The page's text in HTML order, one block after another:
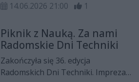
niektóre z atrakcji jakie czekały na
14.06.2026 21:00 1
Piknik z Nauką. Za nami
Radomskie Dni Techniki
Zakończyła się 36. edycja
Radomskich Dni Techniki. Impreza